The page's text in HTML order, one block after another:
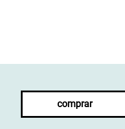
comprar